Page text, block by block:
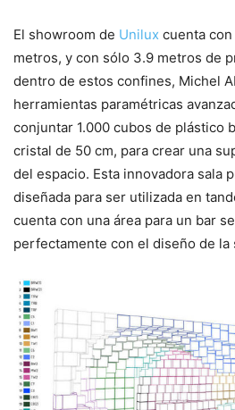
El showroom de Unilux cuenta con
metros, y con sólo 3.9 metros de
dentro de estos confines, Michel
herramientas paramétricas
conjuntar 1.000 cubos de plástico
cristal de 50 cm, para crear una
del espacio. Esta innovadora sala
diseñada para ser utilizada en
cuenta con una área para un bar
perfectamente con el diseño de la